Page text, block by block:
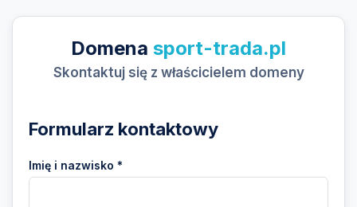
Domena sport-trada.pl
Skontaktuj się z właścicielem domeny
Formularz kontaktowy
Imię i nazwisko *